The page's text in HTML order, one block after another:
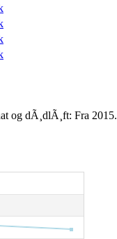
og dÃ¸dlÃ¸ft: Fra 2015.